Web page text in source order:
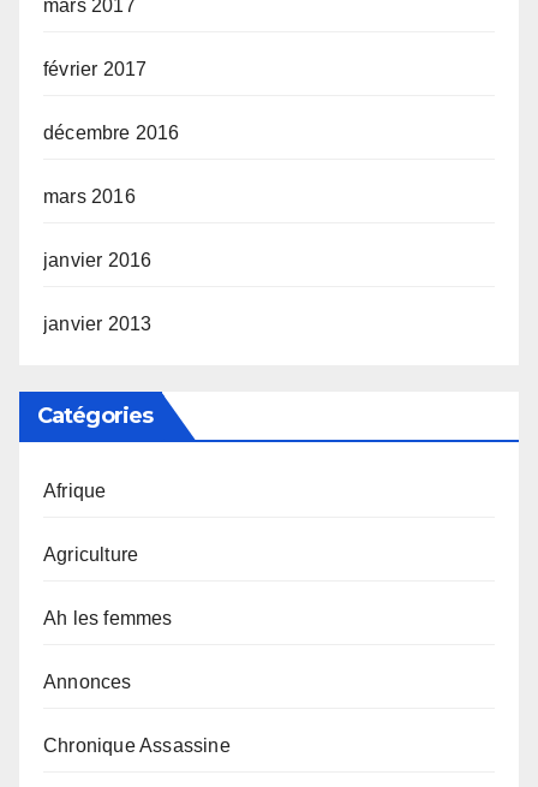
mars 2017
février 2017
décembre 2016
mars 2016
janvier 2016
janvier 2013
Catégories
Afrique
Agriculture
Ah les femmes
Annonces
Chronique Assassine